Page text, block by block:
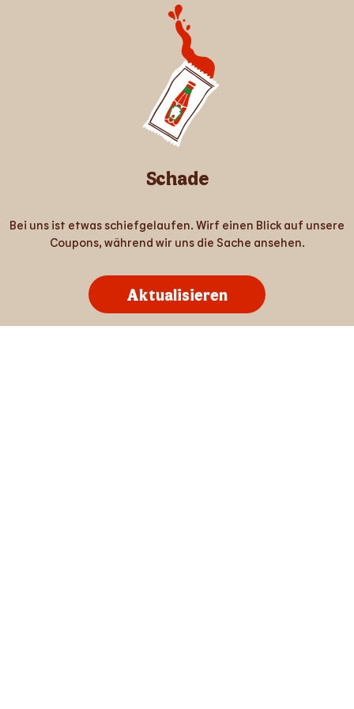
Schade
Bei uns ist etwas schiefgelaufen. Wirf einen Blick auf unsere
Coupons, während wir uns die Sache ansehen.
Aktualisieren